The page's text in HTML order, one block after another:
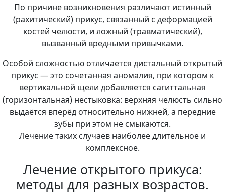
По причине возникновения различают истинный
(рахитический) прикус, связанный с деформацией
костей челюсти, и ложный (травматический),
вызванный вредными привычками.
Особой сложностью отличается дистальный открытый
прикус — это сочетанная аномалия, при котором к
вертикальной щели добавляется сагиттальная
(горизонтальная) нестыковка: верхняя челюсть сильно
выдаётся вперёд относительно нижней, а передние
зубы при этом не смыкаются.
Лечение таких случаев наиболее длительное и
комплексное.
Лечение открытого прикуса:
методы для разных возрастов.